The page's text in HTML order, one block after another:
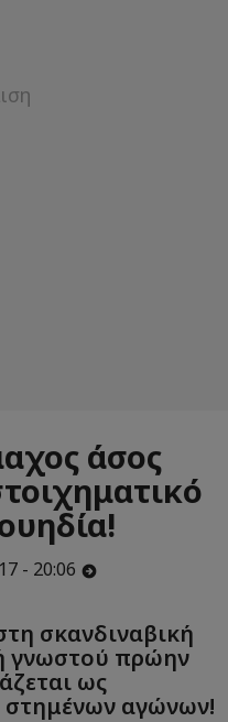
άσος
- 20:06
σκανδιναβική
γνωστού πρώην
ως
στημένων αγώνων!